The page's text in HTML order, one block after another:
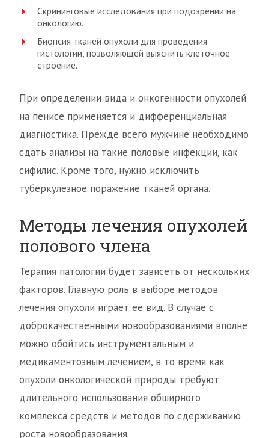
Скрининговые исследования при подозрении на
онкологию.
Биопсия тканей опухоли для проведения
гистологии, позволяющей выяснить клеточное
строение.
При определении вида и онкогенности опухолей
на пенисе применяется и дифференциальная
диагностика. Прежде всего мужчине необходимо
сдать анализы на такие половые инфекции, как
сифилис. Кроме того, нужно исключить
туберкулезное поражение тканей органа.
Методы лечения опухолей
полового члена
Терапия патологии будет зависеть от нескольких
факторов. Главную роль в выборе методов
лечения опухоли играет ее вид. В случае с
доброкачественными новообразованиями вполне
можно обойтись инструментальным и
медикаментозным лечением, в то время как
опухоли онкологической природы требуют
длительного использования обширного
комплекса средств и методов по сдерживанию
роста новообразования.